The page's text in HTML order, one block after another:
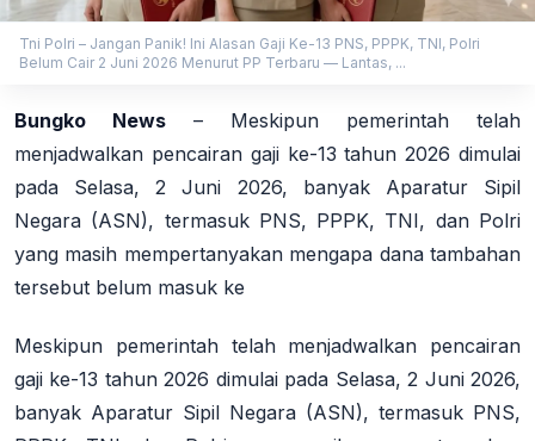
Tni Polri – Jangan Panik! Ini Alasan Gaji Ke-13 PNS, PPPK, TNI, Polri
Belum Cair 2 Juni 2026 Menurut PP Terbaru — Lantas, ...
Bungko News – Meskipun pemerintah telah
menjadwalkan pencairan gaji ke-13 tahun 2026 dimulai
pada Selasa, 2 Juni 2026, banyak Aparatur Sipil
Negara (ASN), termasuk PNS, PPPK, TNI, dan Polri
yang masih mempertanyakan mengapa dana tambahan
tersebut belum masuk ke
Meskipun pemerintah telah menjadwalkan pencairan
gaji ke-13 tahun 2026 dimulai pada Selasa, 2 Juni 2026,
banyak Aparatur Sipil Negara (ASN), termasuk PNS,